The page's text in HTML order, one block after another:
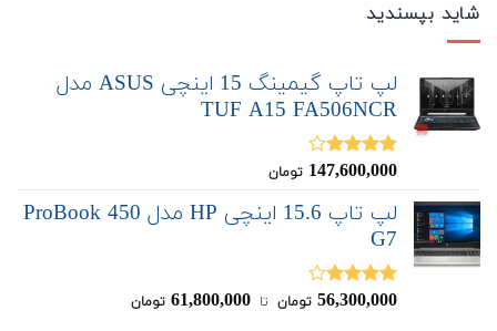
شاید بپسندید
لپ تاپ گیمینگ 15 اینچی ASUS مدل
TUF A15 FA506NCR
نمره
147,600,000 تومان
لپ تاپ 15.6 اینچی HP مدل ProBook 450
G7
نمره
56,300,000 تومان ‌ تا ‌ 61,800,000 تومان